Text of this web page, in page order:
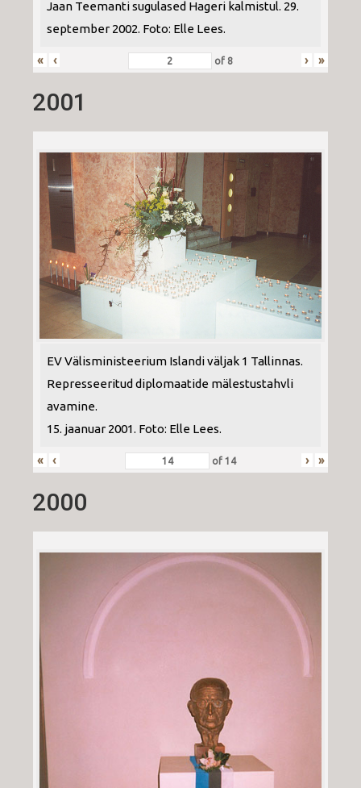
Jaan Teemanti sugulased Hageri kalmistul. 29.
september 2002. Foto: Elle Lees.
« ‹ of 8 › »
2001
EV Välisministeerium Islandi väljak 1 Tallinnas.
Represseeritud diplomaatide mälestustahvli
avamine.
15. jaanuar 2001. Foto: Elle Lees.
« ‹ of14 › »
2000